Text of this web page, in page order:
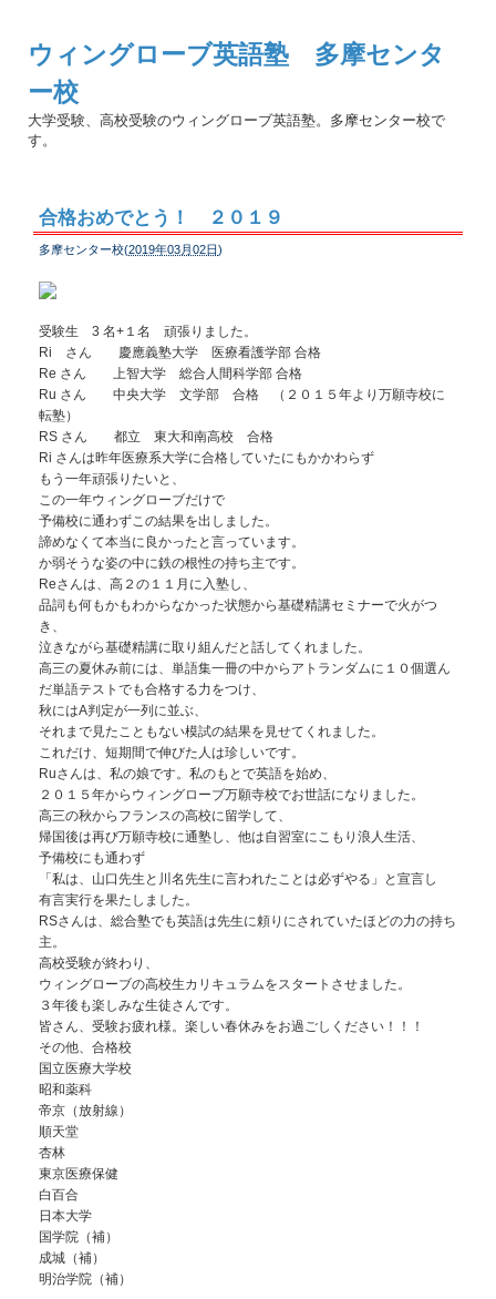
ウィングローブ英語塾 多摩センタ
ー校
大学受験、高校受験のウィングローブ英語塾。多摩センター校で
す。
合格おめでとう！ ２０１９
多摩センター校(2019年03月02日)
受験生 3 名+１名 頑張りました。
Ri さん 慶應義塾大学 医療看護学部 合格
Re さん 上智大学 総合人間科学部 合格
Ru さん 中央大学 文学部 合格 （２０１５年より万願寺校に
転塾）
RS さん 都立 東大和南高校 合格
Ri さんは昨年医療系大学に合格していたにもかかわらず
もう一年頑張りたいと、
この一年ウィングローブだけで
予備校に通わずこの結果を出しました。
諦めなくて本当に良かったと言っています。
か弱そうな姿の中に鉄の根性の持ち主です。
Reさんは、高２の１１月に入塾し、
品詞も何もかもわからなかった状態から基礎精講セミナーで火がつ
き、
泣きながら基礎精講に取り組んだと話してくれました。
高三の夏休み前には、単語集一冊の中からアトランダムに１０個選ん
だ単語テストでも合格する力をつけ、
秋にはA判定が一列に並ぶ、
それまで見たこともない模試の結果を見せてくれました。
これだけ、短期間で伸びた人は珍しいです。
Ruさんは、私の娘です。私のもとで英語を始め、
２０１５年からウィングローブ万願寺校でお世話になりました。
高三の秋からフランスの高校に留学して、
帰国後は再び万願寺校に通塾し、他は自習室にこもり浪人生活、
予備校にも通わず
「私は、山口先生と川名先生に言われたことは必ずやる」と宣言し
有言実行を果たしました。
RSさんは、総合塾でも英語は先生に頼りにされていたほどの力の持ち
主。
高校受験が終わり、
ウィングローブの高校生カリキュラムをスタートさせました。
３年後も楽しみな生徒さんです。
皆さん、受験お疲れ様。楽しい春休みをお過ごしください！！！
その他、合格校
国立医療大学校
昭和薬科
帝京（放射線）
順天堂
杏林
東京医療保健
白百合
日本大学
国学院（補）
成城（補）
明治学院（補）